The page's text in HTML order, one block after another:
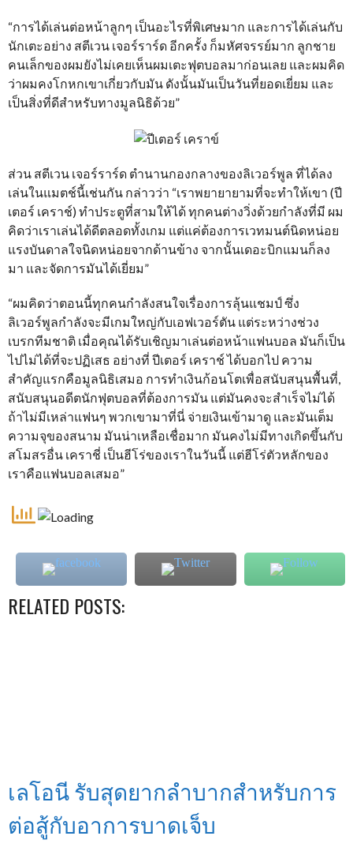
“การได้เล่นต่อหน้าลูกๆ เป็นอะไรที่พิเศษมาก และการได้เล่นกับ
นักเตะอย่าง สตีเวน เจอร์ราร์ด อีกครั้ง ก็มหัศจรรย์มาก ลูกชาย
คนเล็กของผมยังไม่เคยเห็นผมเตะฟุตบอลมาก่อนเลย และผมคิด
ว่าผมคงโกหกเขาเกี่ยวกับมัน ดังนั้นมันเป็นวันที่ยอดเยี่ยม และ
เป็นสิ่งที่ดีสำหรับทางมูลนิธิด้วย”
ส่วน สตีเวน เจอร์ราร์ด ตำนานกองกลางของลิเวอร์พูล ที่ได้ลง
เล่นในแมตช์นี้เช่นกัน กล่าวว่า “เราพยายายามที่จะทำให้เขา (ปี
เตอร์ เคราช์) ทำประตูที่สามให้ได้ ทุกคนต่างวิ่งด้วยกำลังที่มี ผม
คิดว่าเราเล่นได้ดีตลอดทั้งเกม แต่แค่ต้องการเวทมนต์นิดหน่อย
แรงบันดาลใจนิดหน่อยจากด้านข้าง จากนั้นเดอะบิกแมนก็ลง
มา และจัดการมันได้เยี่ยม”
“ผมคิดว่าตอนนี้ทุกคนกำลังสนใจเรื่องการลุ้นแชมป์ ซึ่ง
ลิเวอร์พูลกำลังจะมีเกมใหญ่กับเอฟเวอร์ตัน แต่ระหว่างช่วง
เบรกทีมชาติ เมื่อคุณได้รับเชิญมาเล่นต่อหน้าแฟนบอล มันก็เป็น
ไปไม่ได้ที่จะปฏิเสธ อย่างที่ ปีเตอร์ เคราช์ ได้บอกไป ความ
สำคัญแรกคือมูลนิธิเสมอ การทำเงินก้อนโตเพื่อสนับสนุนพื้นที่,
สนับสนุนอดีตนักฟุตบอลที่ต้องการมัน แต่มันคงจะสำเร็จไม่ได้
ถ้าไม่มีเหล่าแฟนๆ พวกเขามาที่นี่ จ่ายเงินเข้ามาดู และมันเต็ม
ความจุของสนาม มันน่าเหลือเชื่อมาก มันคงไม่มีทางเกิดขึ้นกับ
สโมสรอื่น เคราชี่ เป็นฮีโร่ของเราในวันนี้ แต่ฮีโร่ตัวหลักของ
เราคือแฟนบอลเสมอ”
RELATED POSTS:
เลโอนี รับสุดยากลำบากสำหรับการ
ต่อสู้กับอาการบาดเจ็บ